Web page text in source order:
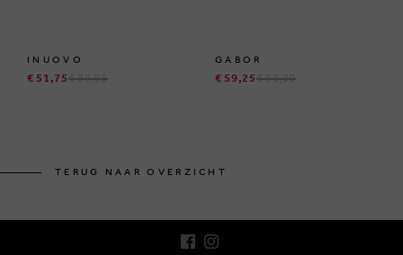
INUOVO
€ 51,75€ 89,95
GABOR
€ 59,25€ 99,90
TERUG NAAR OVERZICHT